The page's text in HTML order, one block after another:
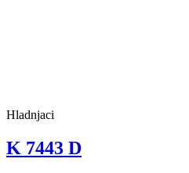
Hladnjaci
K 7443 D